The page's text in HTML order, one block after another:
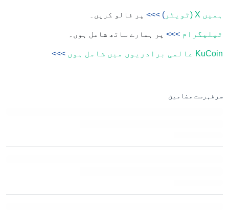
ہمیں X (ٹویٹر ) >>> پر فالو کریں۔
ٹیلیگرام >>> پر ہمارے ساتھ شامل ہوں۔
KuCoin عالمی برادریوں میں شامل ہوں >>>
سرفہرست مضامین